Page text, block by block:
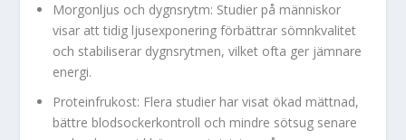
Morgonljus och dygnsrytm: Studier på människor
visar att tidig ljusexponering förbättrar sömnkvalitet
och stabiliserar dygnsrytmen, vilket ofta ger jämnare
energi.
Proteinfrukost: Flera studier har visat ökad mättnad,
bättre blodsockerkontroll och mindre sötsug senare